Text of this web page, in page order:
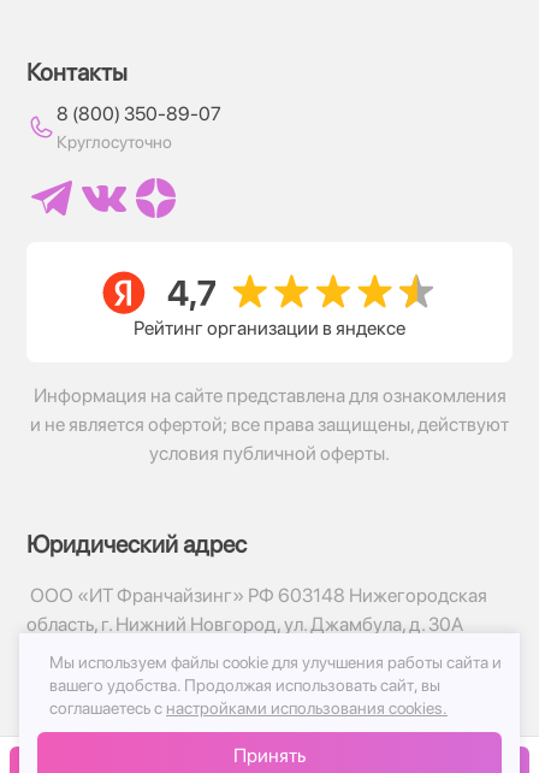
Контакты
8 (800) 350-89-07
Круглосуточно
Рейтинг организации в яндексе
Информация на сайте представлена для ознакомления
и не является офертой; все права защищены, действуют
условия публичной оферты.
Юридический адрес
ООО «ИТ Франчайзинг» РФ 603148 Нижегородская
область, г. Нижний Новгород, ул. Джамбула, д. 30А
© 2017-2026г, База Цветов 24.ру
Политика конфиденциальности
Публичная оферта
Мы используем файлы cookie для улучшения работы сайта и
вашего удобства. Продолжая использовать сайт, вы
соглашаетесь с настройками использования cookies.
Принять